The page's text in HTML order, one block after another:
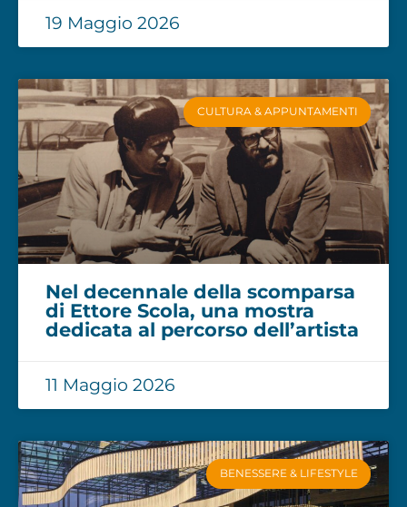
19 Maggio 2026
CULTURA & APPUNTAMENTI
Nel decennale della scomparsa
di Ettore Scola, una mostra
dedicata al percorso dell’artista
11 Maggio 2026
BENESSERE & LIFESTYLE